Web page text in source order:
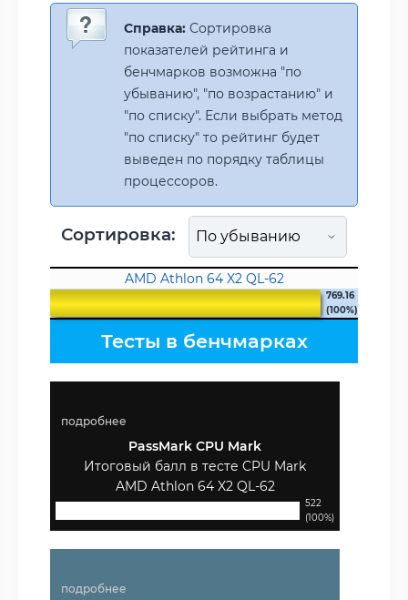
Справка: Сортировка
показателей рейтинга и
бенчмарков возможна "по
убыванию", "по возрастанию" и
"по списку". Если выбрать метод
"по списку" то рейтинг будет
выведен по порядку таблицы
процессоров.
Сортировка:
AMD Athlon 64 X2 QL-62
769.16
(100%)
Тесты в бенчмарках
подробнее
PassMark CPU Mark
Итоговый балл в тесте CPU Mark
AMD Athlon 64 X2 QL-62
522
(100%)
подробнее